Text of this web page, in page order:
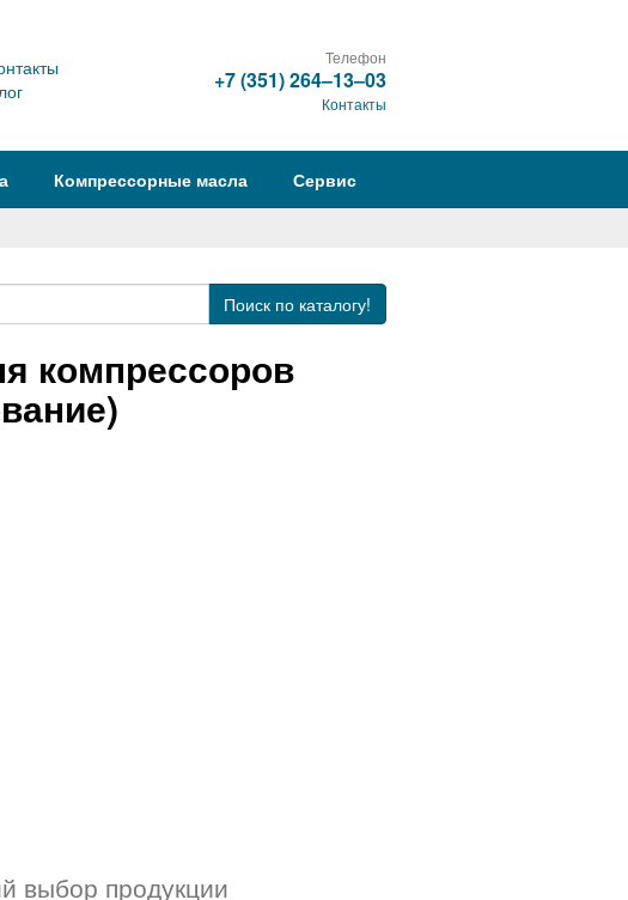
Телефон
+7 (351) 264‒13‒03
Контакты
Компрессорные масла Сервис
Поиск по каталогу!
компрессоров
выбор продукции